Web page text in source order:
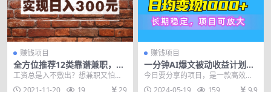
赚钱项目
全方位推荐12类靠谱兼职，走
出兼职陷阱，新手也能实现日
工资总是入不敷出？想兼职又怕上
当受骗？理财达人亲测上百种兼
2021-11-20 19 29
赚钱项目
一分钟AI爆文被动收益计划，
日均变现1000+，长期稳定，
今日要分享的项目，是一款高效抄
书软件的应用，其操作简便至极，
2024-05-19 159 9.9